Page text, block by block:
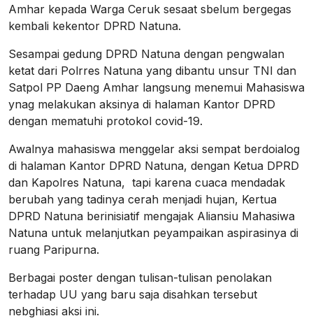
Amhar kepada Warga Ceruk sesaat sbelum bergegas
kembali kekentor DPRD Natuna.
Sesampai gedung DPRD Natuna dengan pengwalan
ketat dari Polrres Natuna yang dibantu unsur TNI dan
Satpol PP Daeng Amhar langsung menemui Mahasiswa
ynag melakukan aksinya di halaman Kantor DPRD
dengan mematuhi protokol covid-19.
Awalnya mahasiswa menggelar aksi sempat berdoialog
di halaman Kantor DPRD Natuna, dengan Ketua DPRD
dan Kapolres Natuna, tapi karena cuaca mendadak
berubah yang tadinya cerah menjadi hujan, Kertua
DPRD Natuna berinisiatif mengajak Aliansiu Mahasiwa
Natuna untuk melanjutkan peyampaikan aspirasinya di
ruang Paripurna.
Berbagai poster dengan tulisan-tulisan penolakan
terhadap UU yang baru saja disahkan tersebut
nebghiasi aksi ini.